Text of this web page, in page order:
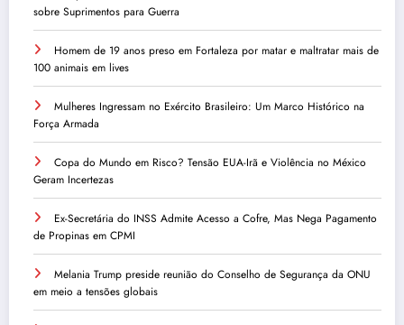
sobre Suprimentos para Guerra
Homem de 19 anos preso em Fortaleza por matar e maltratar mais de
100 animais em lives
Mulheres Ingressam no Exército Brasileiro: Um Marco Histórico na
Força Armada
Copa do Mundo em Risco? Tensão EUA-Irã e Violência no México
Geram Incertezas
Ex-Secretária do INSS Admite Acesso a Cofre, Mas Nega Pagamento
de Propinas em CPMI
Melania Trump preside reunião do Conselho de Segurança da ONU
em meio a tensões globais